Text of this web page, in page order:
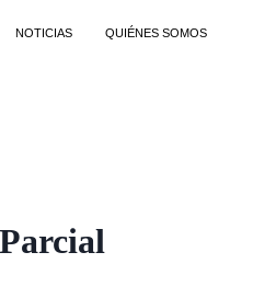
NOTICIAS QUIÉNES SOMOS